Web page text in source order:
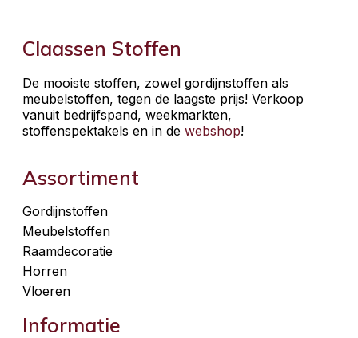
Claassen Stoffen
De mooiste stoffen, zowel gordijnstoffen als
meubelstoffen, tegen de laagste prijs! Verkoop
vanuit bedrijfspand, weekmarkten,
stoffenspektakels en in de webshop!
Assortiment
Gordijnstoffen
Meubelstoffen
Raamdecoratie
Horren
Vloeren
Informatie